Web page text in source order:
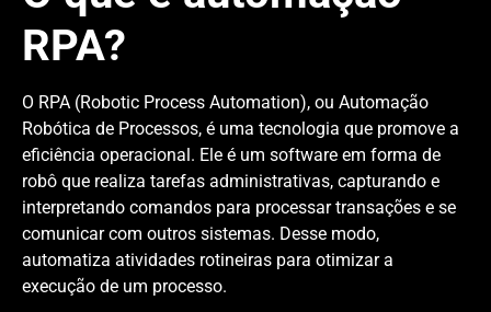
RPA?
O RPA (Robotic Process Automation), ou Automação
Robótica de Processos, é uma tecnologia que promove a
eficiência operacional. Ele é um software em forma de
robô que realiza tarefas administrativas, capturando e
interpretando comandos para processar transações e se
comunicar com outros sistemas. Desse modo,
automatiza atividades rotineiras para otimizar a
execução de um processo.